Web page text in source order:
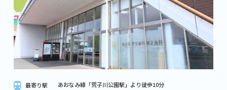
最寄り駅 あおなみ線「荒子川公園駅」より徒歩10分